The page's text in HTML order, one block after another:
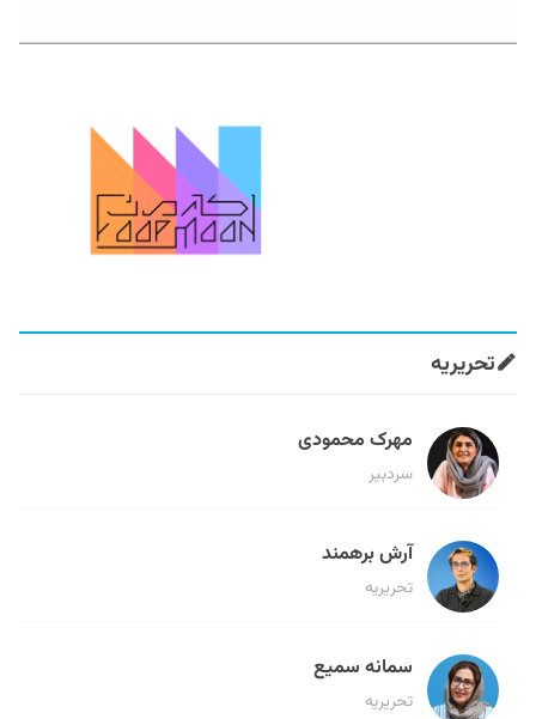
تحریریه
مهرک محمودی
سردبیر
آرش برهمند
تحریریه
سمانه سمیع
تحریریه